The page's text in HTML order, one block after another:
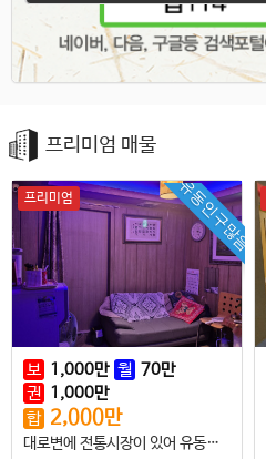
프리미엄 매물
유동인구많음
프리미엄
보 1,000만 월 70만
권 1,000만
합 2,000만
대로변에 전통시장이 있어 유동인구 많은 가성비 좋은 샵